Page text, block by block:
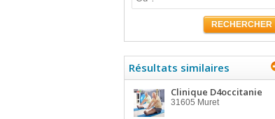
RECHERCHER
Résultats similaires
Clinique D4occitanie
31605 Muret